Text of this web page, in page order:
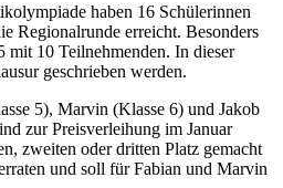
haben 16 Schülerinnen
Regionalrunde erreicht. Besonders
mit 10 Teilnehmenden. In dieser
geschrieben werden.
5), Marvin (Klasse 6) und Jakob
zur Preisverleihung im Januar
zweiten oder dritten Platz gemacht
und soll für Fabian und Marvin